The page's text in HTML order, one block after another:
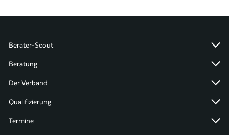
Berater-Scout
Beratung
Der Verband
Qualifizierung
Termine